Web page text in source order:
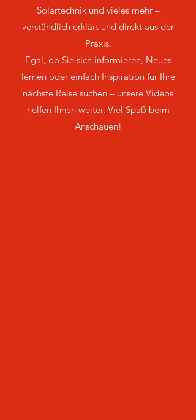
Solartechnik und vieles mehr –
verständlich erklärt und direkt aus der
Praxis.
Egal, ob Sie sich informieren, Neues
lernen oder einfach Inspiration für Ihre
nächste Reise suchen – unsere Videos
helfen Ihnen weiter. Viel Spaß beim
Anschauen!